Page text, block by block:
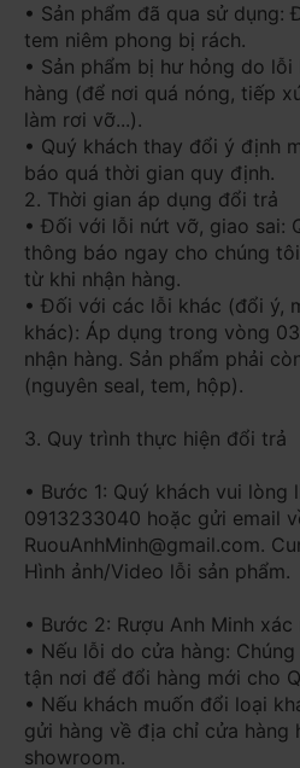
• Sản phẩm đã qua sử dụng:
tem niêm phong bị rách.
• Sản phẩm bị hư hỏng do
hàng (để nơi quá nóng, tiếp
làm rơi vỡ...).
• Quý khách thay đổi ý định
báo quá thời gian quy định.
2. Thời gian áp dụng đổi trả
• Đối với lỗi nứt vỡ, giao sai:
thông báo ngay cho chúng
từ khi nhận hàng.
• Đối với các lỗi khác (đổi ý,
khác): Áp dụng trong vòng
nhận hàng. Sản phẩm phải
(nguyên seal, tem, hộp).
3. Quy trình thực hiện đổi trả
• Bước 1: Quý khách vui lòng
0913233040 hoặc gửi email
RuouAnhMinh@gmail.com.
Hình ảnh/Video lỗi sản phẩm.
• Bước 2: Rượu Anh Minh
• Nếu lỗi do cửa hàng:
tận nơi để đổi hàng mới cho
• Nếu khách muốn đổi loại
gửi hàng về địa chỉ cửa
showroom.